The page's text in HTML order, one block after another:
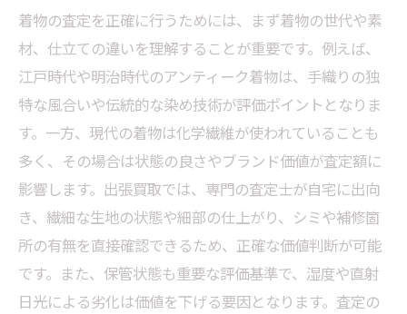
着物の査定を正確に行うためには、まず着物の世代や素
材、仕立ての違いを理解することが重要です。例えば、
江戸時代や明治時代のアンティーク着物は、手織りの独
特な風合いや伝統的な染め技術が評価ポイントとなりま
す。一方、現代の着物は化学繊維が使われていることも
多く、その場合は状態の良さやブランド価値が査定額に
影響します。出張買取では、専門の査定士が自宅に出向
き、繊細な生地の状態や細部の仕上がり、シミや補修箇
所の有無を直接確認できるため、正確な価値判断が可能
です。また、保管状態も重要な評価基準で、湿度や直射
日光による劣化は価値を下げる要因となります。査定の